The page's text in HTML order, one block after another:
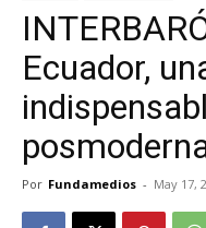
Ecuador,
Por Fundamedios - May 17,